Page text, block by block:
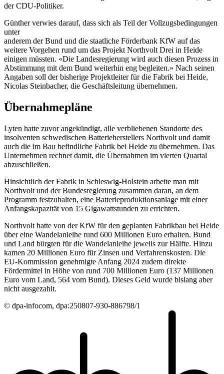
der CDU-Politiker.
Günther verwies darauf, dass sich als Teil der Vollzugsbedingungen
unter
anderem der Bund und die staatliche Förderbank KfW auf das
weitere Vorgehen rund um das Projekt Northvolt Drei in Heide
einigen müssten. «Die Landesregierung wird auch diesen Prozess in
Abstimmung mit dem Bund weiterhin eng begleiten.» Nach seinen
Angaben soll der bisherige Projektleiter für die Fabrik bei Heide,
Nicolas Steinbacher, die Geschäftsleitung übernehmen.
Übernahmepläne
Lyten hatte zuvor angekündigt, alle verbliebenen Standorte des
insolventen schwedischen Batterieherstellers Northvolt und damit
auch die im Bau befindliche Fabrik bei Heide zu übernehmen. Das
Unternehmen rechnet damit, die Übernahmen im vierten Quartal
abzuschließen.
Hinsichtlich der Fabrik in Schleswig-Holstein arbeite man mit
Northvolt und der Bundesregierung zusammen daran, an dem
Programm festzuhalten, eine Batterieproduktionsanlage mit einer
Anfangskapazität von 15 Gigawattstunden zu errichten.
Northvolt hatte von der KfW für den geplanten Fabrikbau bei Heide
über eine Wandelanleihe rund 600 Millionen Euro erhalten. Bund
und Land bürgten für die Wandelanleihe jeweils zur Hälfte. Hinzu
kamen 20 Millionen Euro für Zinsen und Verfahrenskosten. Die
EU-Kommission genehmigte Anfang 2024 zudem direkte
Fördermittel in Höhe von rund 700 Millionen Euro (137 Millionen
Euro vom Land, 564 vom Bund). Dieses Geld wurde bislang aber
nicht ausgezahlt.
© dpa-infocom, dpa:250807-930-886798/1